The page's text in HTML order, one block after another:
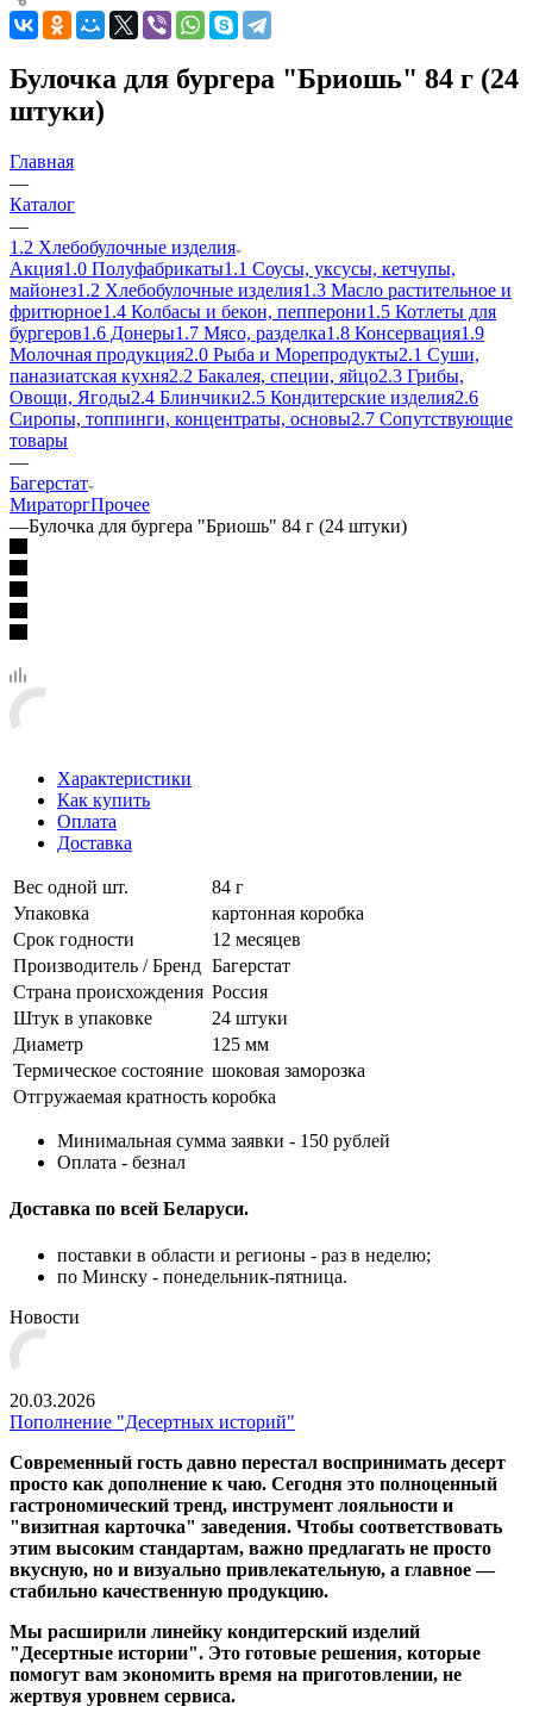
Булочка для бургера "Бриошь" 84 г (24
штуки)
Главная
—
Каталог
—
1.2 Хлебобулочные изделия
Акция1.0 Полуфабрикаты1.1 Соусы, уксусы, кетчупы,
майонез1.2 Хлебобулочные изделия1.3 Масло растительное и
фритюрное1.4 Колбасы и бекон, пепперони1.5 Котлеты для
бургеров1.6 Донеры1.7 Мясо, разделка1.8 Консервация1.9
Молочная продукция2.0 Рыба и Морепродукты2.1 Суши,
паназиатская кухня2.2 Бакалея, специи, яйцо2.3 Грибы,
Овощи, Ягоды2.4 Блинчики2.5 Кондитерские изделия2.6
Сиропы, топпинги, концентраты, основы2.7 Сопутствующие
товары
—
Багерстат
МираторгПрочее
—Булочка для бургера "Бриошь" 84 г (24 штуки)
Характеристики
Как купить
Оплата
Доставка
Вес одной шт.
84 г
Упаковка
картонная коробка
Срок годности
12 месяцев
Производитель / Бренд Багерстат
Страна происхождения Россия
Штук в упаковке
24 штуки
Диаметр
125 мм
Термическое состояние шоковая заморозка
Отгружаемая кратность коробка
Минимальная сумма заявки - 150 рублей
Оплата - безнал
Доставка по всей Беларуси.
поставки в области и регионы - раз в неделю;
по Минску - понедельник-пятница.
Новости
20.03.2026
Пополнение "Десертных историй"
Современный гость давно перестал воспринимать десерт
просто как дополнение к чаю. Сегодня это полноценный
гастрономический тренд, инструмент лояльности и
"визитная карточка" заведения. Чтобы соответствовать
этим высоким стандартам, важно предлагать не просто
вкусную, но и визуально привлекательную, а главное —
стабильно качественную продукцию.
Мы расширили линейку кондитерский изделий
"Десертные истории". Это готовые решения, которые
помогут вам экономить время на приготовлении, не
жертвуя уровнем сервиса.